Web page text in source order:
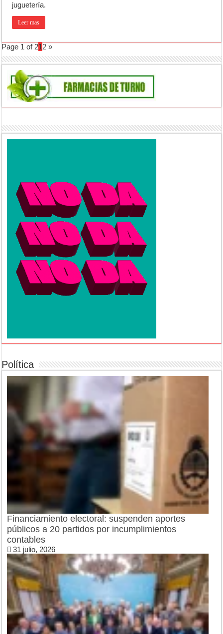
juguetería.
Leer mas
Page 1 of 212 »
Política
Financiamiento electoral: suspenden aportes
públicos a 20 partidos por incumplimientos
contables
31 julio, 2026